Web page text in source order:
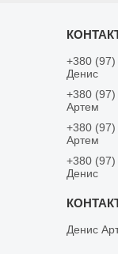
+380
Денис
+380
Артем
+380
Артем
+380
Денис
Денис